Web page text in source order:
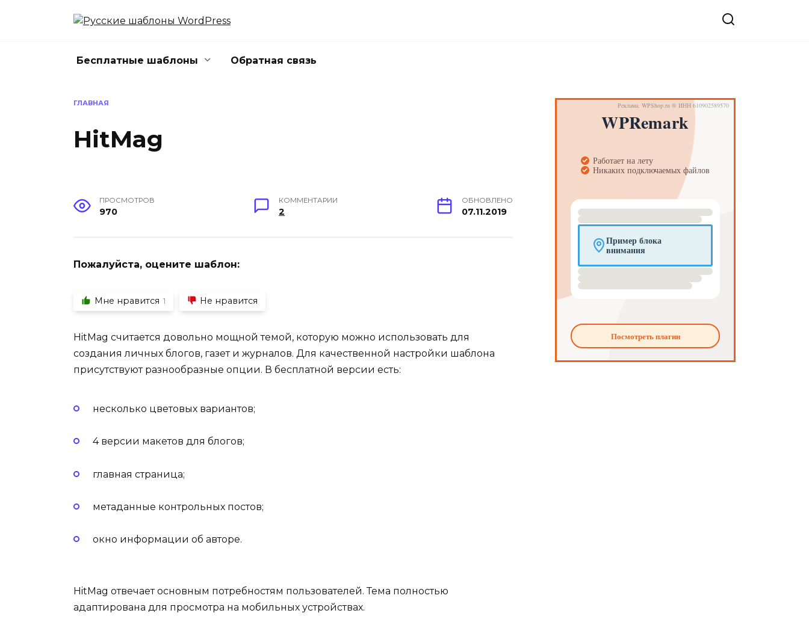
Бесплатные шаблоны Обратная связь
ГЛАВНАЯ
HitMag
ПРОСМОТРОВ
970
КОММЕНТАРИИ
2
ОБНОВЛЕНО
07.11.2019
Пожалуйста, оцените шаблон:
Мне нравится 1 Не нравится
HitMag считается довольно мощной темой, которую можно использовать для
создания личных блогов, газет и журналов. Для качественной настройки шаблона
присутствуют разнообразные опции. В бесплатной версии есть:
несколько цветовых вариантов;
4 версии макетов для блогов;
главная страница;
метаданные контрольных постов;
окно информации об авторе.
HitMag отвечает основным потребностям пользователей. Тема полностью
адаптирована для просмотра на мобильных устройствах.